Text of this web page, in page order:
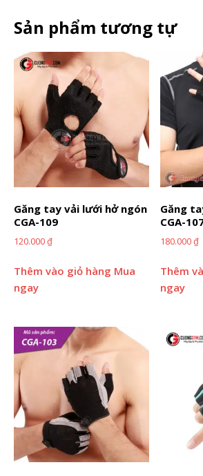
Sản phẩm tương tự
Găng tay vải lưới hở ngón
CGA-109
120.000₫
Thêm vào giỏ hàng Mua
ngay
Găng
CGA-
180.000₫
Thêm
ngay